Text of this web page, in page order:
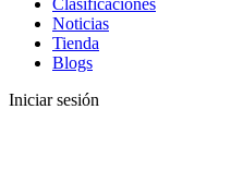
Clasificaciones
Noticias
Tienda
Blogs
Iniciar sesión